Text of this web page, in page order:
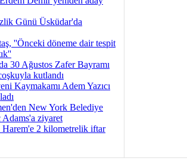
Günü Üsküdar'da
''Önceki döneme dair tespit
30 Ağustos Zafer Bayramı
kutlandı
Kaymakamı Adem Yazıcı
New York Belediye
Adams'a ziyaret
Harem'e 2 kilometrelik iftar